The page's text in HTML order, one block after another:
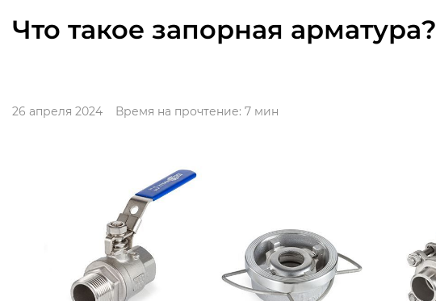
Что такое запорная арматура?
26 апреля 2024 Время на прочтение: 7 мин